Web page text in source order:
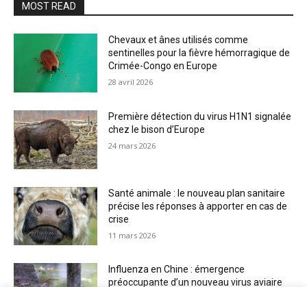
MOST READ
Chevaux et ânes utilisés comme
sentinelles pour la fièvre hémorragique de
Crimée-Congo en Europe
28 avril 2026
Première détection du virus H1N1 signalée
chez le bison d’Europe
24 mars 2026
Santé animale : le nouveau plan sanitaire
précise les réponses à apporter en cas de
crise
11 mars 2026
Influenza en Chine : émergence
préoccupante d’un nouveau virus aviaire